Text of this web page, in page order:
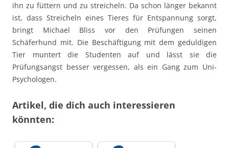
ihn zu füttern und zu streicheln. Da schon länger bekannt
ist, dass Streicheln eines Tieres für Entspannung sorgt,
bringt Michael Bliss vor den Prüfungen seinen
Schäferhund mit. Die Beschäftigung mit dem geduldigen
Tier muntert die Studenten auf und lässt sie die
Prüfungsangst besser vergessen, als ein Gang zum Uni-
Psychologen.
Artikel, die dich auch interessieren
könnten: